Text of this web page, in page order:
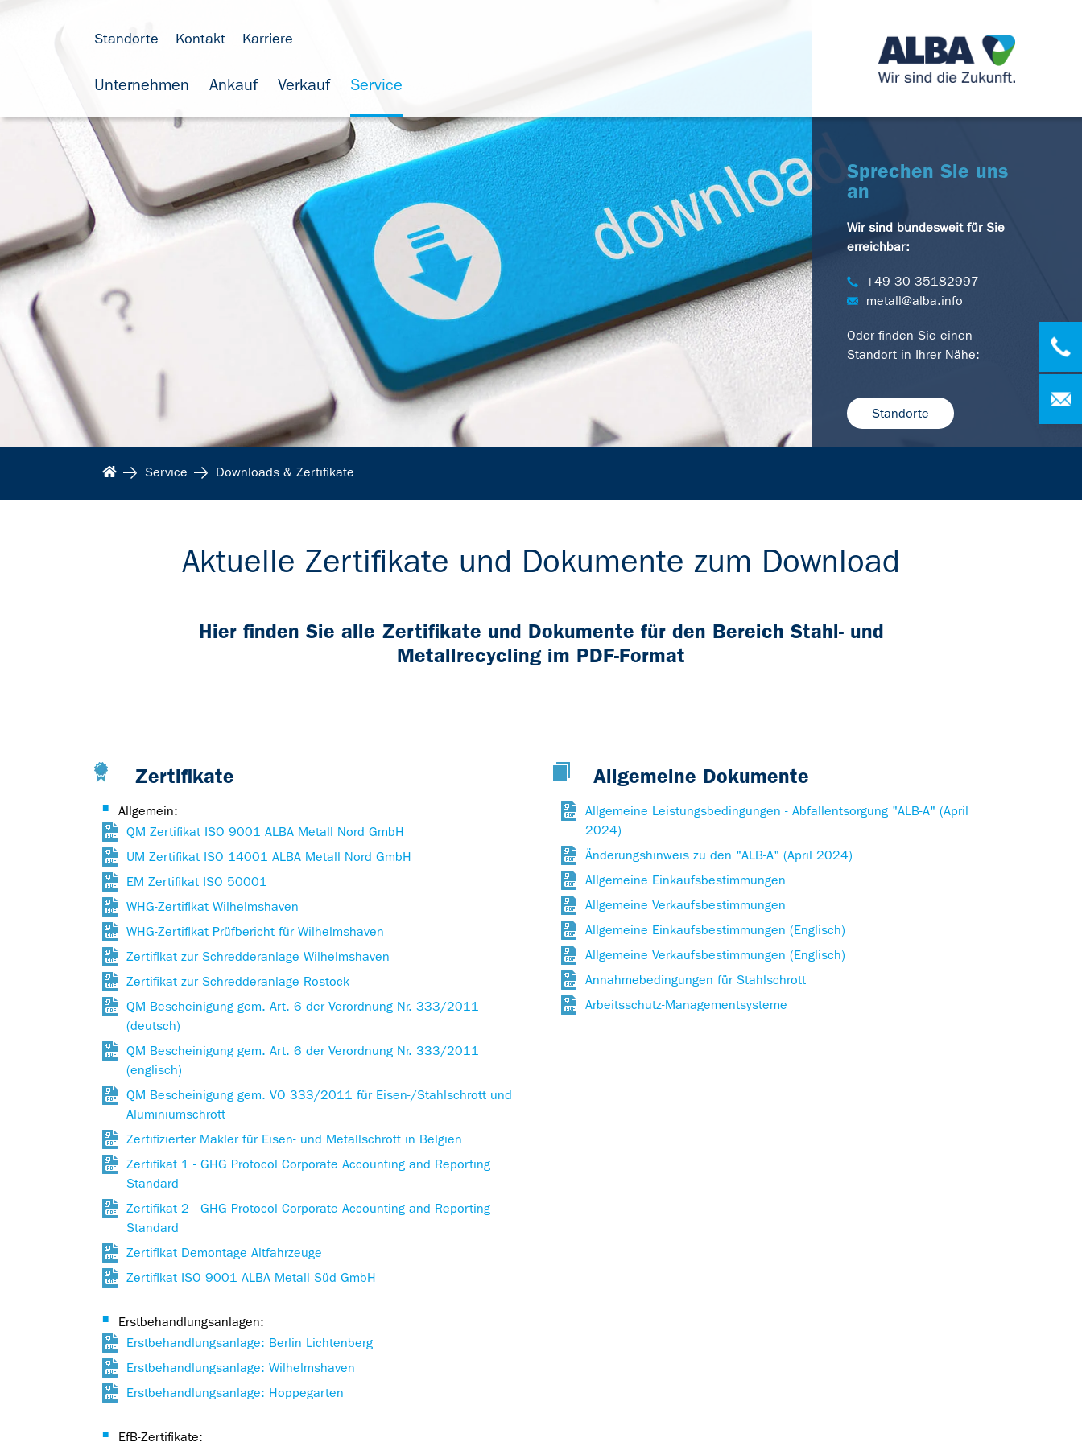
Standorte Kontakt Karriere
Unternehmen Ankauf Verkauf Service
Sprechen Sie uns
an
Wir sind bundesweit für Sie
erreichbar:
+49 30 35182997
metall@alba.info
Oder finden Sie einen
Standort in Ihrer Nähe:
Standorte
Service Downloads & Zertifikate
Aktuelle Zertifikate und Dokumente zum Download
Hier finden Sie alle Zertifikate und Dokumente für den Bereich Stahl- und
Metallrecycling im PDF-Format
Zertifikate
Allgemein:
QM Zertifikat ISO 9001 ALBA Metall Nord GmbH
UM Zertifikat ISO 14001 ALBA Metall Nord GmbH
EM Zertifikat ISO 50001
WHG-Zertifikat Wilhelmshaven
WHG-Zertifikat Prüfbericht für Wilhelmshaven
Zertifikat zur Schredderanlage Wilhelmshaven
Zertifikat zur Schredderanlage Rostock
QM Bescheinigung gem. Art. 6 der Verordnung Nr. 333/2011
(deutsch)
QM Bescheinigung gem. Art. 6 der Verordnung Nr. 333/2011
(englisch)
QM Bescheinigung gem. VO 333/2011 für Eisen-/Stahlschrott und
Aluminiumschrott
Zertifizierter Makler für Eisen- und Metallschrott in Belgien
Zertifikat 1 - GHG Protocol Corporate Accounting and Reporting
Standard
Zertifikat 2 - GHG Protocol Corporate Accounting and Reporting
Standard
Zertifikat Demontage Altfahrzeuge
Zertifikat ISO 9001 ALBA Metall Süd GmbH
Erstbehandlungsanlagen:
Erstbehandlungsanlage: Berlin Lichtenberg
Erstbehandlungsanlage: Wilhelmshaven
Erstbehandlungsanlage: Hoppegarten
EfB-Zertifikate:
Allgemeine Dokumente
Allgemeine Leistungsbedingungen - Abfallentsorgung "ALB-A" (April
2024)
Änderungshinweis zu den "ALB-A" (April 2024)
Allgemeine Einkaufsbestimmungen
Allgemeine Verkaufsbestimmungen
Allgemeine Einkaufsbestimmungen (Englisch)
Allgemeine Verkaufsbestimmungen (Englisch)
Annahmebedingungen für Stahlschrott
Arbeitsschutz-Managementsysteme